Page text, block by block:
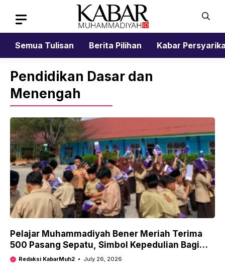
content
Semua Tulisan
Berita Pilihan Kabar
Pendidikan Dasar dan
Menengah
Pelajar Muhammadiyah Bener Meriah Terima
500 Pasang Sepatu, Simbol Kepedulian Bagi
Keberlanjutan Pendidikan
Redaksi KabarMuh2 July 26, 2026